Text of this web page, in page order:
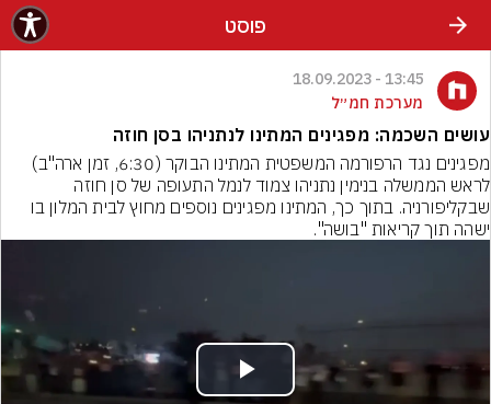
פוסט
13:45 - 18.09.2023
מערכת חמ״ל
עושים השכמה: מפגינים המתינו לנתניהו בסן חוזה
ישהה תוך קריאות "בושה".
Play